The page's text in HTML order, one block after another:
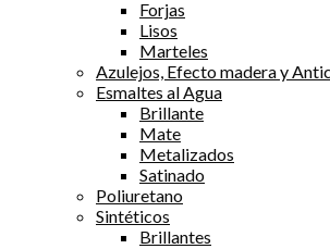
Forjas
Lisos
Marteles
Azulejos, Efecto madera y
Esmaltes al Agua
Brillante
Mate
Metalizados
Satinado
Poliuretano
Sintéticos
Brillantes